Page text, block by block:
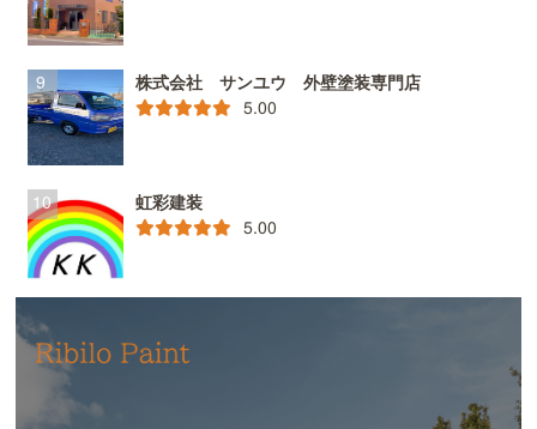
株式会社 サンユウ 外壁塗装専門店
5.00
虹彩建装
5.00